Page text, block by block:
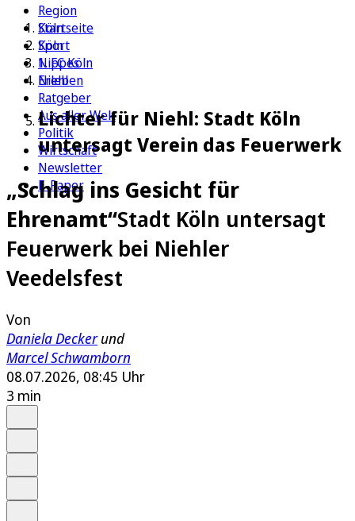
Region
Köln
Sport
1. FC Köln
Erleben
Ratgeber
Aus aller Welt
Politik
Wirtschaft
Newsletter
E-Paper
Startseite
Köln
Nippes
Niehl
Lichter für Niehl: Stadt Köln
untersagt Verein das Feuerwerk
„Schlag ins Gesicht für
Ehrenamt“Stadt Köln untersagt
Feuerwerk bei Niehler
Veedelsfest
Von
Daniela Deckerund
Marcel Schwamborn
08.07.2026, 08:45 Uhr
3 min